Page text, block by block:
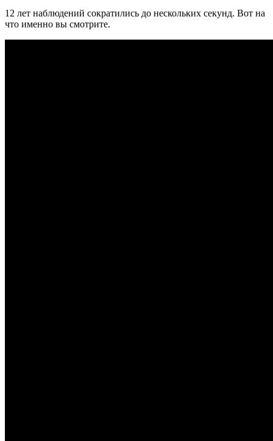
12 лет наблюдений сократились до нескольких секунд. Вот на
что именно вы смотрите.